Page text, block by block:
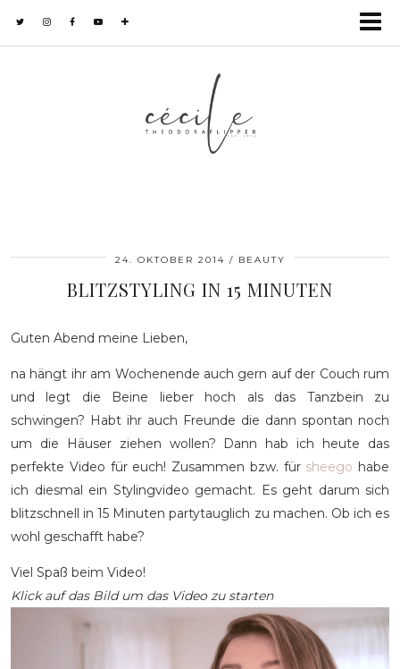
24. OKTOBER 2014 BEAUTY
BLITZSTYLING IN 15 MINUTEN
Guten Abend meine Lieben,
na hängt ihr am Wochenende auch gern auf der Couch rum
und legt die Beine lieber hoch als das Tanzbein zu
schwingen? Habt ihr auch Freunde die dann spontan noch
um die Häuser ziehen wollen? Dann hab ich heute das
perfekte Video für euch! Zusammen bzw. für sheego habe
ich diesmal ein Stylingvideo gemacht. Es geht darum sich
blitzschnell in 15 Minuten partytauglich zu machen. Ob ich es
wohl geschafft habe?
Viel Spaß beim Video!
Klick auf das Bild um das Video zu starten